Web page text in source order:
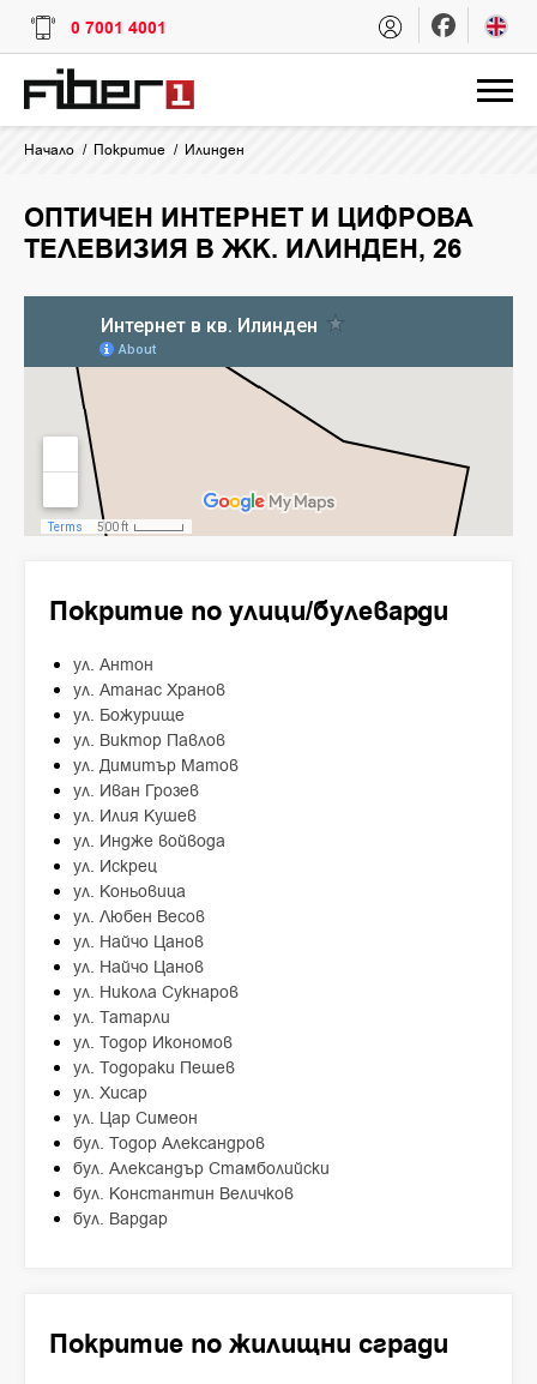
0 7001 4001
Начало Покритие Илинден
ОПТИЧЕН ИНТЕРНЕТ И ЦИФРОВА
ТЕЛЕВИЗИЯ В ЖК. ИЛИНДЕН, 26
Покритие по улици/булеварди
ул. Антон
ул. Атанас Хранов
ул. Божурище
ул. Виктор Павлов
ул. Димитър Матов
ул. Иван Грозев
ул. Илия Кушев
ул. Индже войвода
ул. Искрец
ул. Коньовица
ул. Любен Весов
ул. Найчо Цанов
ул. Найчо Цанов
ул. Никола Сукнаров
ул. Татарли
ул. Тодор Икономов
ул. Тодораки Пешев
ул. Хисар
ул. Цар Симеон
бул. Тодор Александров
бул. Александър Стамболийски
бул. Константин Величков
бул. Вардар
Покритие по жилищни сгради